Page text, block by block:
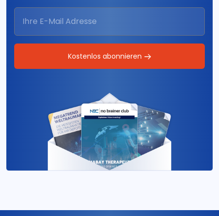
Kostenlos abonnieren